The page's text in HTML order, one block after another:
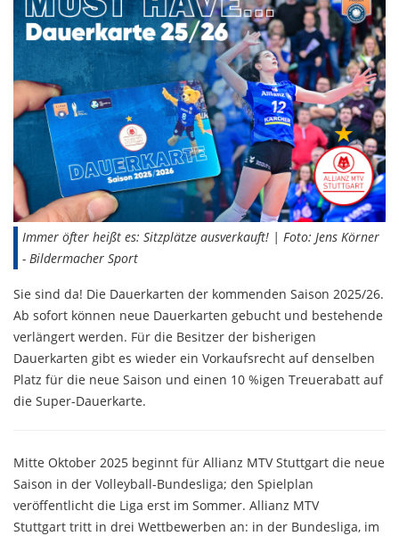
Immer öfter heißt es: Sitzplätze ausverkauft! | Foto: Jens Körner
- Bildermacher Sport
Sie sind da! Die Dauerkarten der kommenden Saison 2025/26.
Ab sofort können neue Dauerkarten gebucht und bestehende
verlängert werden. Für die Besitzer der bisherigen
Dauerkarten gibt es wieder ein Vorkaufsrecht auf denselben
Platz für die neue Saison und einen 10 %igen Treuerabatt auf
die Super-Dauerkarte.
Mitte Oktober 2025 beginnt für Allianz MTV Stuttgart die neue
Saison in der Volleyball-Bundesliga; den Spielplan
veröffentlicht die Liga erst im Sommer. Allianz MTV
Stuttgart tritt in drei Wettbewerben an: in der Bundesliga, im